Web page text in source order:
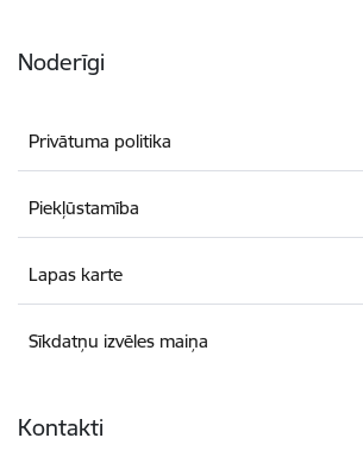
Noderīgi
Privātuma politika
Piekļūstamība
Lapas karte
Sīkdatņu izvēles maiņa
Kontakti